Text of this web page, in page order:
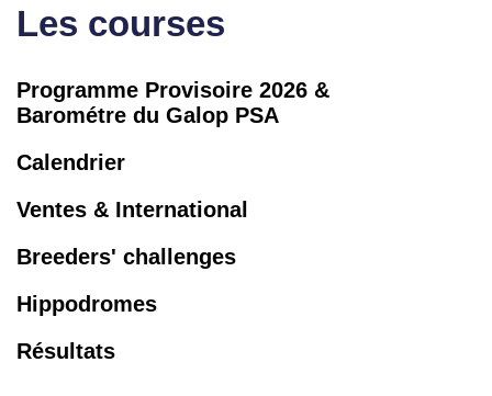
Les courses
Programme Provisoire 2026 &
Barométre du Galop PSA
Calendrier
Ventes & International
Breeders' challenges
Hippodromes
Résultats